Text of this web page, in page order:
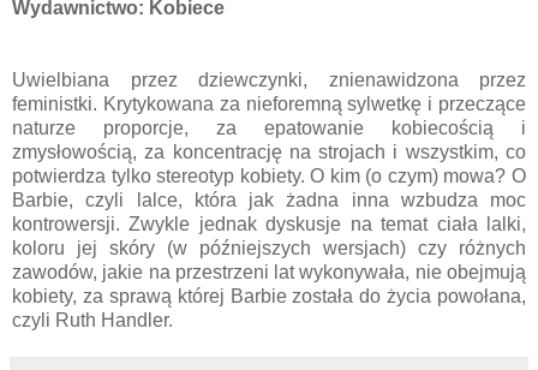
Wydawnictwo: Kobiece
Uwielbiana przez dziewczynki, znienawidzona przez
feministki. Krytykowana za nieforemną sylwetkę i przeczące
naturze proporcje, za epatowanie kobiecością i
zmysłowością, za koncentrację na strojach i wszystkim, co
potwierdza tylko stereotyp kobiety. O kim (o czym) mowa? O
Barbie, czyli lalce, która jak żadna inna wzbudza moc
kontrowersji. Zwykle jednak dyskusje na temat ciała lalki,
koloru jej skóry (w późniejszych wersjach) czy różnych
zawodów, jakie na przestrzeni lat wykonywała, nie obejmują
kobiety, za sprawą której Barbie została do życia powołana,
czyli Ruth Handler.